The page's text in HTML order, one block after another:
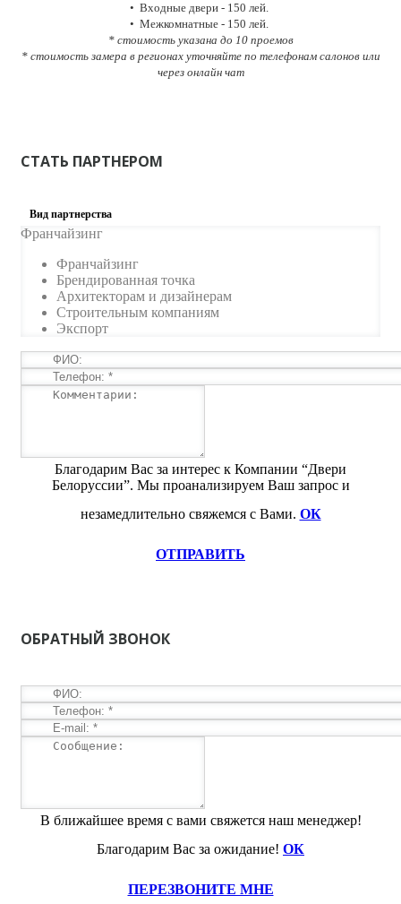
• Входные двери - 150 лей.
• Межкомнатные - 150 лей.
* стоимость указана до 10 проемов
* стоимость замера в регионах уточняйте по телефонам салонов или
через онлайн чат
СТАТЬ ПАРТНЕРОМ
Вид партнерства
Франчайзинг
Франчайзинг
Брендированная точка
Архитекторам и дизайнерам
Строительным компаниям
Экспорт
Благодарим Вас за интерес к Компании “Двери
Белоруссии”. Мы проанализируем Ваш запрос и
незамедлительно свяжемся с Вами. ОК
ОТПРАВИТЬ
ОБРАТНЫЙ ЗВОНОК
В ближайшее время с вами свяжется наш менеджер!
Благодарим Вас за ожидание! ОК
ПЕРЕЗВОНИТЕ МНЕ